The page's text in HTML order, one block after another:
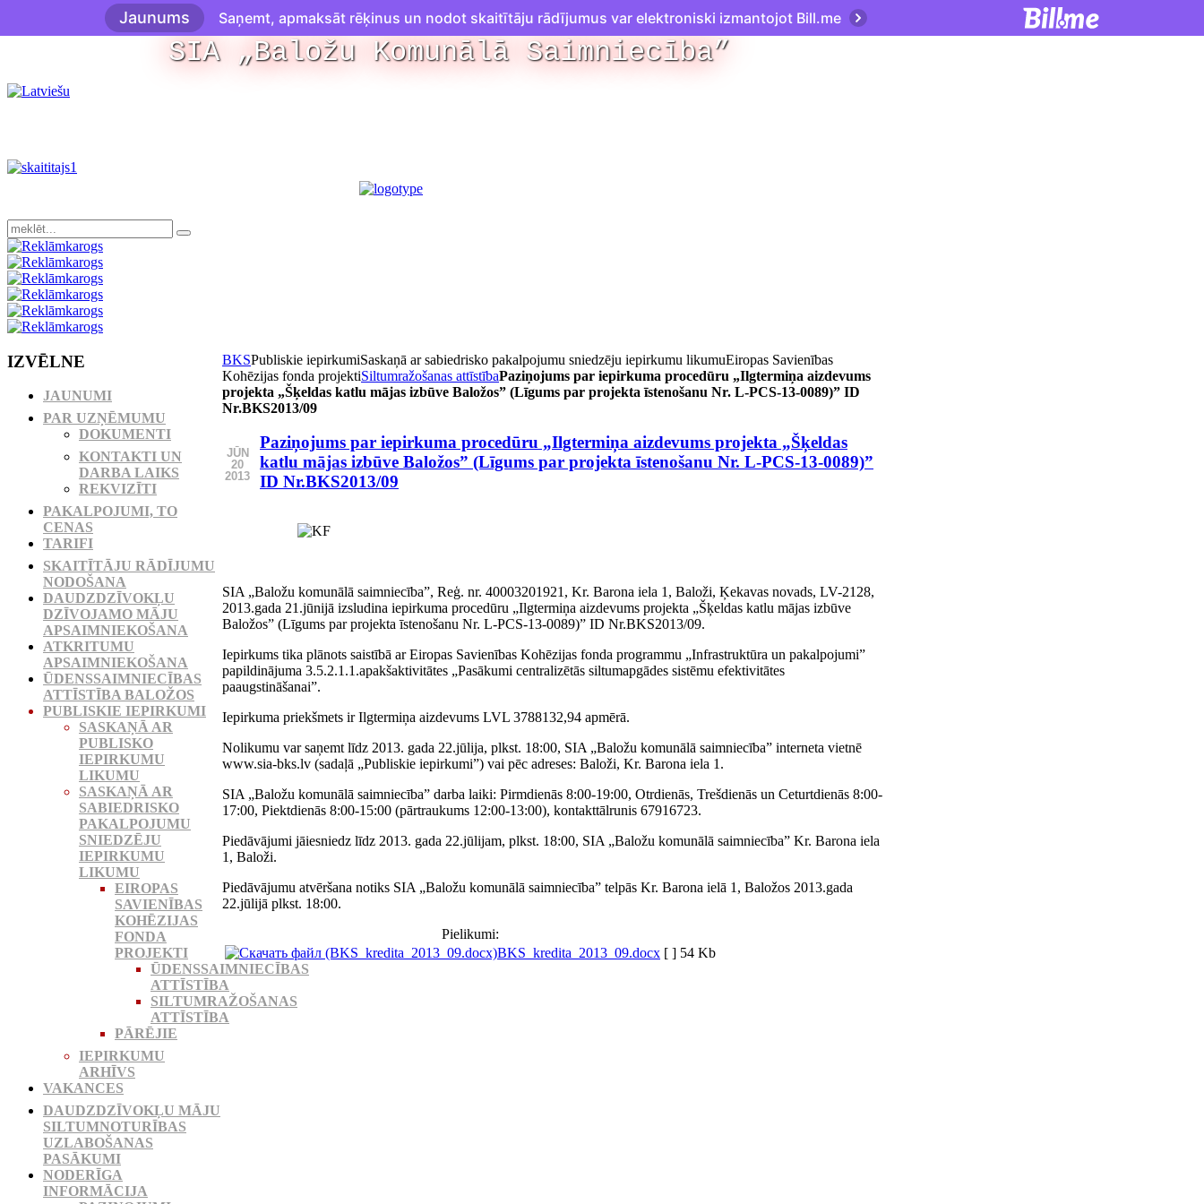
SIA „Baložu Komunālā Saimniecība”
BKSPubliskie iepirkumiSaskaņā ar sabiedrisko pakalpojumu sniedzēju iepirkumu likumuEiropas Savienības
Kohēzijas fonda projektiSiltumražošanas attīstībaPaziņojums par iepirkuma procedūru „Ilgtermiņa aizdevums
projekta „Šķeldas katlu mājas izbūve Baložos” (Līgums par projekta īstenošanu Nr. L-PCS-13-0089)” ID
Nr.BKS2013/09
JŪN
20
2013
Paziņojums par iepirkuma procedūru „Ilgtermiņa aizdevums projekta „Šķeldas
katlu mājas izbūve Baložos” (Līgums par projekta īstenošanu Nr. L-PCS-13-0089)”
ID Nr.BKS2013/09
SIA „Baložu komunālā saimniecība”, Reģ. nr. 40003201921, Kr. Barona iela 1, Baloži, Ķekavas novads, LV-2128,
2013.gada 21.jūnijā izsludina iepirkuma procedūru „Ilgtermiņa aizdevums projekta „Šķeldas katlu mājas izbūve
Baložos” (Līgums par projekta īstenošanu Nr. L-PCS-13-0089)” ID Nr.BKS2013/09.
Iepirkums tika plānots saistībā ar Eiropas Savienības Kohēzijas fonda programmu „Infrastruktūra un pakalpojumi”
papildinājuma 3.5.2.1.1.apakšaktivitātes „Pasākumi centralizētās siltumapgādes sistēmu efektivitātes
paaugstināšanai”.
Iepirkuma priekšmets ir Ilgtermiņa aizdevums LVL 3788132,94 apmērā.
Nolikumu var saņemt līdz 2013. gada 22.jūlija, plkst. 18:00, SIA „Baložu komunālā saimniecība” interneta vietnē
www.sia-bks.lv (sadaļā „Publiskie iepirkumi”) vai pēc adreses: Baloži, Kr. Barona iela 1.
SIA „Baložu komunālā saimniecība” darba laiki: Pirmdienās 8:00-19:00, Otrdienās, Trešdienās un Ceturtdienās 8:00-
17:00, Piektdienās 8:00-15:00 (pārtraukums 12:00-13:00), kontakttālrunis 67916723.
Piedāvājumi jāiesniedz līdz 2013. gada 22.jūlijam, plkst. 18:00, SIA „Baložu komunālā saimniecība” Kr. Barona iela
1, Baloži.
Piedāvājumu atvēršana notiks SIA „Baložu komunālā saimniecība” telpās Kr. Barona ielā 1, Baložos 2013.gada
22.jūlijā plkst. 18:00.
Pielikumi:
BKS_kredita_2013_09.docx [ ] 54 Kb
IZVĒLNE
JAUNUMI
PAR UZŅĒMUMU
DOKUMENTI
KONTAKTI UN
DARBA LAIKS
REKVIZĪTI
PAKALPOJUMI, TO
CENAS
TARIFI
SKAITĪTĀJU RĀDĪJUMU
NODOŠANA
DAUDZDZĪVOKĻU
DZĪVOJAMO MĀJU
APSAIMNIEKOŠANA
ATKRITUMU
APSAIMNIEKOŠANA
ŪDENSSAIMNIECĪBAS
ATTĪSTĪBA BALOŽOS
PUBLISKIE IEPIRKUMI
SASKAŅĀ AR
PUBLISKO
IEPIRKUMU
LIKUMU
SASKAŅĀ AR
SABIEDRISKO
PAKALPOJUMU
SNIEDZĒJU
IEPIRKUMU
LIKUMU
EIROPAS
SAVIENĪBAS
KOHĒZIJAS
FONDA
PROJEKTI
ŪDENSSAIMNIECĪBAS
ATTĪSTĪBA
SILTUMRAŽOŠANAS
ATTĪSTĪBA
PĀRĒJIE
IEPIRKUMU
ARHĪVS
VAKANCES
DAUDZDZĪVOKĻU MĀJU
SILTUMNOTURĪBAS
UZLABOŠANAS
PASĀKUMI
NODERĪGA
INFORMĀCIJA
Jaunums Saņemt, apmaksāt rēķinus un nodot skaitītāju rādījumus var elektroniski izmantojot Bill.me